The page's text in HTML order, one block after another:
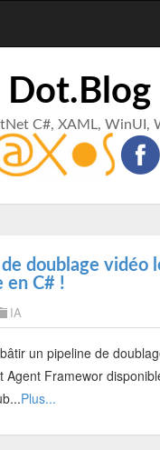
Dot.Blog
C#, XAML, WinUI,
doublage vidéo
en C# !
IA
un pipeline de
Agent Framewor
Plus...